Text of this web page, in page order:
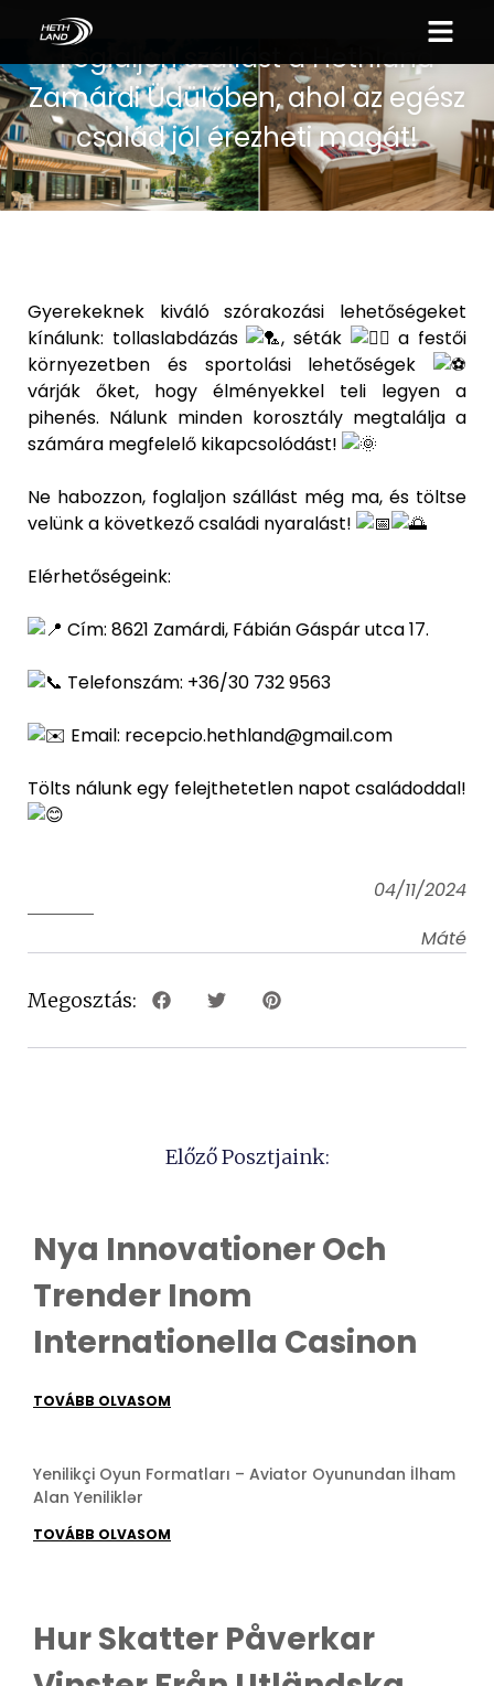
Foglaljon szállást a Hethland
Zamárdi Üdülőben, ahol az egész
család jól érezheti magát!
Gyerekeknek kiváló szórakozási lehetőségeket
kínálunk: tollaslabdázás
, séták
a festői
környezetben és sportolási lehetőségek
várják őket, hogy élményekkel teli legyen a
pihenés. Nálunk minden korosztály megtalálja a
számára megfelelő kikapcsolódást!
Ne habozzon, foglaljon szállást még ma, és töltse
velünk a következő családi nyaralást!
Elérhetőségeink:
Cím: 8621 Zamárdi, Fábián Gáspár utca 17.
Telefonszám: +36/30 732 9563
Email: recepcio.hethland@gmail.com
Tölts nálunk egy felejthetetlen napot családoddal!
04/11/2024
Máté
Megosztás:
Előző Posztjaink:
Nya Innovationer Och
Trender Inom
Internationella Casinon
TOVÁBB OLVASOM
Yenilikçi Oyun Formatları – Aviator Oyunundan İlham
Alan Yeniliklər
TOVÁBB OLVASOM
Hur Skatter Påverkar